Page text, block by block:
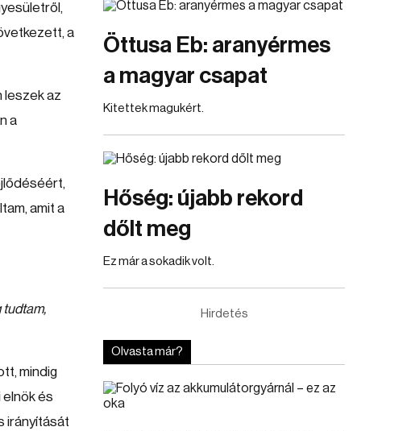
a
leszek az
a
amit a
tudtam,
mindig
és
irányítását
Öttusa Eb: aranyérmes
a magyar csapat
Kitettek magukért.
Hőség: újabb rekord
dőlt meg
Ez már a sokadik volt.
Hirdetés
Olvasta már?